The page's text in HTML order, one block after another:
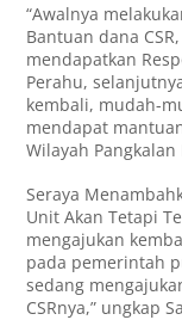
“Awalnya
Bantuan dana
mendapatkan
Perahu,
kembali, mudah-
mendapat
Wilayah Pangkalan
Seraya
Unit Akan Tetapi
mengajukan
pada pemerintah
sedang
CSRnya,” ungkap